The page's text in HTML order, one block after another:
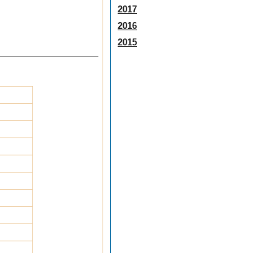
2017
2016
2015